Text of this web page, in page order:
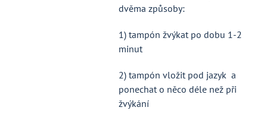
dvěma způsoby:
1) tampón žvýkat po dobu 1-2
minut
2) tampón vložit pod jazyk a
ponechat o něco déle než při
žvýkání